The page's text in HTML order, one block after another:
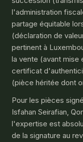
l'administration
partage équitable
(déclaration de
pertinent à
la vente (avant mise
certificat
(pièce héritée dont
Pour les pièces
Isfahan Seirafian,
l'expertise est
de la signature au